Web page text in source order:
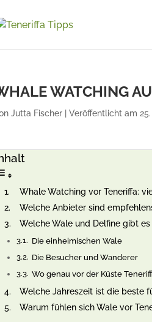
WATCHING
Jutta Fischer |Veröffentlicht am
Whale Watching vor Teneriffa:
Welche Anbieter sind
Welche Wale und Delfine gibt es
Die einheimischen Wale
Die Besucher und Wanderer
Wo genau vor der Küste
Welche Jahreszeit ist die beste
Warum fühlen sich Wale vor